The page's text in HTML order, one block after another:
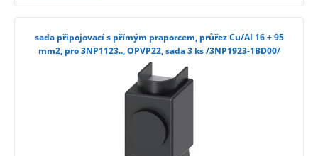
sada připojovací s přímým praporcem, průřez Cu/Al 16 ÷ 95
mm2, pro 3NP1123.., OPVP22, sada 3 ks /3NP1923-1BD00/